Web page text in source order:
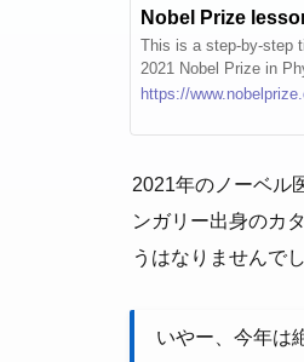
This is a step-by-step
2021 Nobel Prize in
https://
2021年のノーベル
ンガリー出身のカ
うはなりませんでし
いやー、今年は